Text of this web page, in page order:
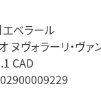
ローム
エベラール
ヌヴォラーリ・ヴ
CAD